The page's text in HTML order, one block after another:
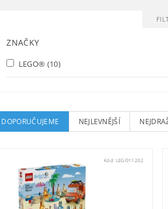
ZNAČKY
LEGO® (10)
DOPORUČUJEME NEJLEVNĚJŠÍ
Kód: LEGO11202